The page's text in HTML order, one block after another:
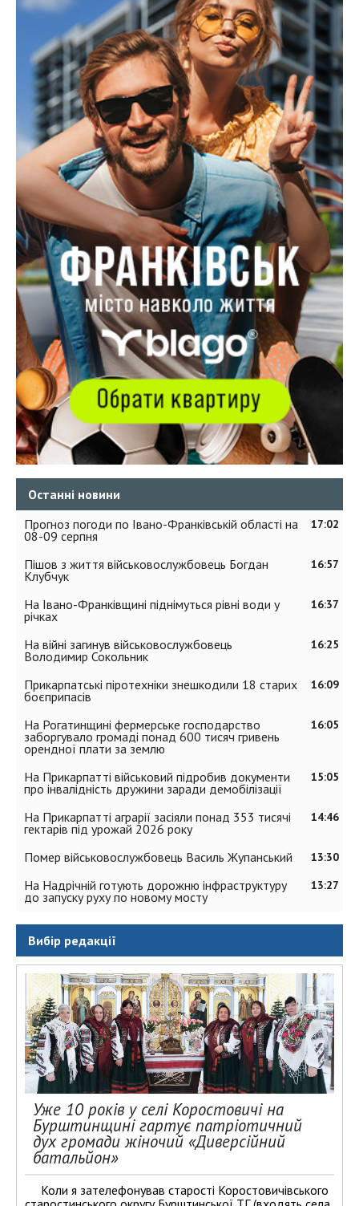
Останні новини
17:02
Прогноз погоди по Івано-Франківській області на
08-09 серпня
16:57
Пішов з життя військовослужбовець Богдан
Клубчук
16:37
На Івано-Франківщині піднімуться рівні води у
річках
16:25
На війні загинув військовослужбовець
Володимир Сокольник
16:09
Прикарпатські піротехніки знешкодили 18 старих
боєприпасів
16:05
На Рогатинщині фермерське господарство
заборгувало громаді понад 600 тисяч гривень
орендної плати за землю
15:05
На Прикарпатті військовий підробив документи
про інвалідність дружини заради демобілізації
14:46
На Прикарпатті аграрії засіяли понад 353 тисячі
гектарів під урожай 2026 року
13:30
Помер військовослужбовець Василь Жупанський
13:27
На Надрічній готують дорожню інфраструктуру
до запуску руху по новому мосту
Вибір редакції
Уже 10 років у селі Коростовичі на
Бурштинщині гартує патріотичний
дух громади жіночий «Диверсійний
батальйон»
Коли я зателефонував старості Коростовичівського